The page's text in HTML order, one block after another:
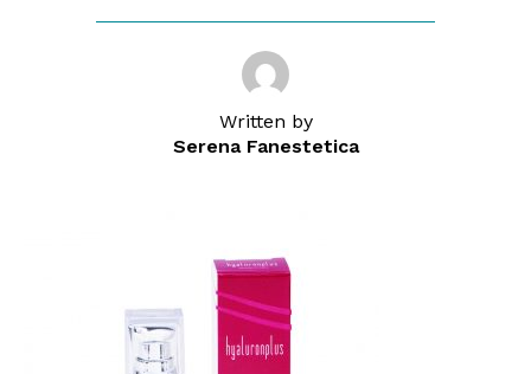
Written by
Serena Fanestetica